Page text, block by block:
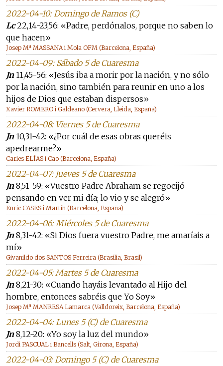
2022-04-10: Domingo de Ramos (C)
Lc22,14-23,56: «Padre, perdónalos, porque no saben lo
que hacen»
Josep Mª MASSANA i Mola OFM (Barcelona, España)
2022-04-09: Sábado 5 de Cuaresma
Jn11,45-56: «Jesús iba a morir por la nación, y no sólo
por la nación, sino también para reunir en uno a los
hijos de Dios que estaban dispersos»
Xavier ROMERO i Galdeano (Cervera, Lleida, España)
2022-04-08: Viernes 5 de Cuaresma
Jn10,31-42: «¿Por cuál de esas obras queréis
apedrearme?»
Carles ELÍAS i Cao (Barcelona, España)
2022-04-07: Jueves 5 de Cuaresma
Jn8,51-59: «Vuestro Padre Abraham se regocijó
pensando en ver mi día; lo vio y se alegró»
Enric CASES i Martín (Barcelona, España)
2022-04-06: Miércoles 5 de Cuaresma
Jn8,31-42: «Si Dios fuera vuestro Padre, me amaríais a
mí»
Givanildo dos SANTOS Ferreira (Brasilia, Brasil)
2022-04-05: Martes 5 de Cuaresma
Jn8,21-30: «Cuando hayáis levantado al Hijo del
hombre, entonces sabréis que Yo Soy»
Josep Mª MANRESA Lamarca (Valldoreix, Barcelona, España)
2022-04-04: Lunes 5 (C) de Cuaresma
Jn8,12-20: «Yo soy la luz del mundo»
Jordi PASCUAL i Bancells (Salt, Girona, España)
2022-04-03: Domingo 5 (C) de Cuaresma